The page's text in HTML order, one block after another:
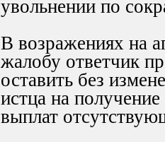
увольнении по
В возражениях на
жалобу ответчик
оставить без
истца на
выплат